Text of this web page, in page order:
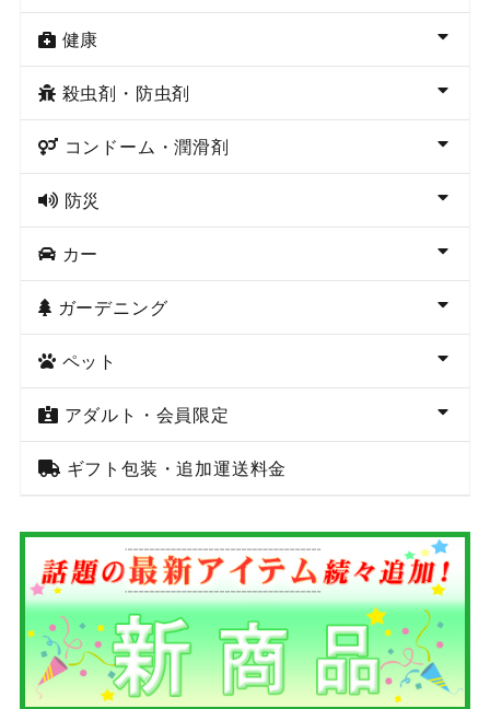
健康
殺虫剤・防虫剤
コンドーム・潤滑剤
防災
カー
ガーデニング
ペット
アダルト・会員限定
ギフト包装・追加運送料金